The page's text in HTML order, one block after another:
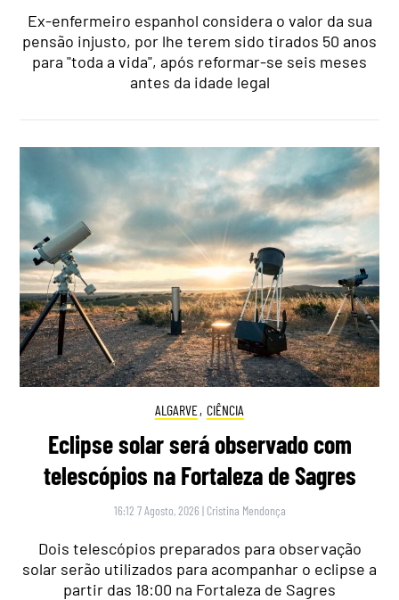
Ex-enfermeiro espanhol considera o valor da sua
pensão injusto, por lhe terem sido tirados 50 anos
para "toda a vida", após reformar-se seis meses
antes da idade legal
ALGARVE, CIÊNCIA
Eclipse solar será observado com
telescópios na Fortaleza de Sagres
16:12 7 Agosto, 2026 | Cristina Mendonça
Dois telescópios preparados para observação
solar serão utilizados para acompanhar o eclipse a
partir das 18:00 na Fortaleza de Sagres